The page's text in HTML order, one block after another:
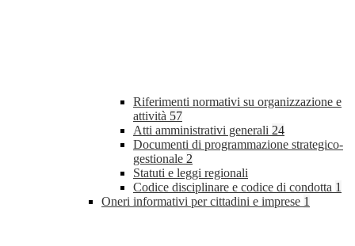
Riferimenti normativi su organizzazione e
attività 57
Atti amministrativi generali 24
Documenti di programmazione strategico-
gestionale 2
Statuti e leggi regionali
Codice disciplinare e codice di condotta 1
Oneri informativi per cittadini e imprese 1